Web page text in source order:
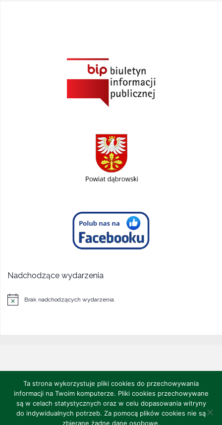
Nadchodzące wydarzenia
Powiadomienie
Brak nadchodzących wydarzenia.
Brniu
Projekt i realizacja: Jakub Szczebak -
Ta strona wykorzystuje pliki cookies do przechowywania
informacji na Twoim komputerze. Pliki cookies przechowywane
są w celach statystycznych oraz w celu dopasowania witryny
do indywidualnych potrzeb. Za pomocą plików cookies nie są
zbierane żadne dane osobowe.